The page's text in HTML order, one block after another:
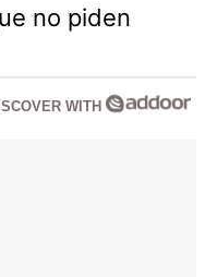
no piden
WITH